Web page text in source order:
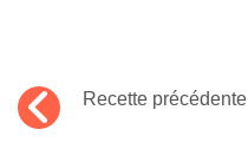
Recette précédente